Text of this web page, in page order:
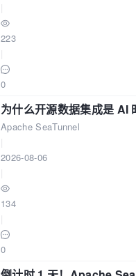
223
0
为什么开源数据集成是 AI
Apache SeaTunnel
2026-08-06
134
0